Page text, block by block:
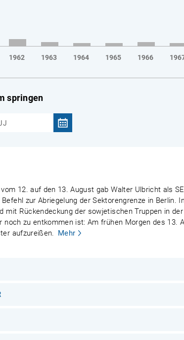
1962 1963 1964 1965 1966
springen
12. auf den 13. August gab Walter Ulbricht als
Befehl zur Abriegelung der Sektorengrenze in
mit Rückendeckung der sowjetischen Truppen in
noch zu entkommen ist: Am frühen Morgen des 13.
aufzureißen. Mehr